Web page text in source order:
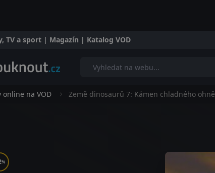
TV a sport | Magazín | Katalog VOD
online na VOD Země dinosaurů 7: Kámen chladného ohně
%